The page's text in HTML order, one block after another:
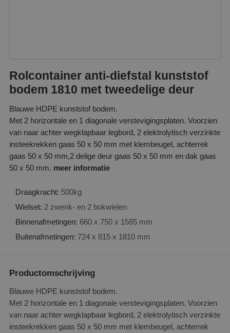
Rolcontainer anti-diefstal kunststof
bodem 1810 met tweedelige deur
Blauwe HDPE kunststof bodem.
Met 2 horizontale en 1 diagonale verstevigingsplaten. Voorzien
van naar achter wegklapbaar legbord, 2 elektrolytisch verzinkte
insteekrekken gaas 50 x 50 mm met klembeugel, achterrek
gaas 50 x 50 mm,2 delige deur gaas 50 x 50 mm en dak gaas
50 x 50 mm. meer informatie
Draagkracht: 500kg
Wielset: 2 zwenk- en 2 bokwielen
Binnenafmetingen: 660 x 750 x 1585 mm
Buitenafmetingen: 724 x 815 x 1810 mm
Productomschrijving
Blauwe HDPE kunststof bodem.
Met 2 horizontale en 1 diagonale verstevigingsplaten. Voorzien
van naar achter wegklapbaar legbord, 2 elektrolytisch verzinkte
insteekrekken gaas 50 x 50 mm met klembeugel, achterrek